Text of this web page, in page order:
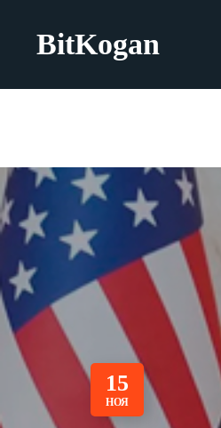
BitKogan
15
НОЯ